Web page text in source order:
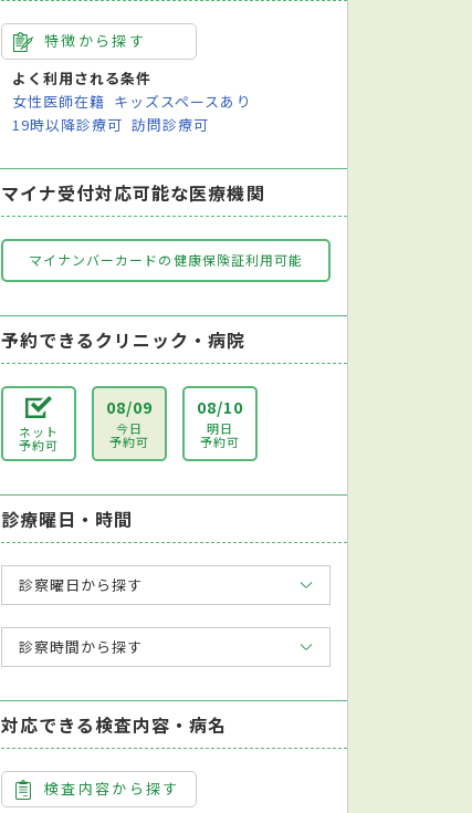
特徴から探す
よく利用される条件
女性医師在籍 キッズスペースあり
19時以降診療可 訪問診療可
マイナ受付対応可能な医療機関
マイナンバーカードの健康保険証利用可能
予約できるクリニック・病院
ネット
予約可
08/09
今日
予約可
08/10
明日
予約可
診療曜日・時間
診察曜日から探す
診察時間から探す
対応できる検査内容・病名
検査内容から探す